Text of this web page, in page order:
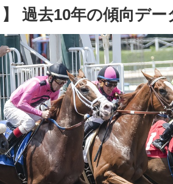
過去10年の傾向デー